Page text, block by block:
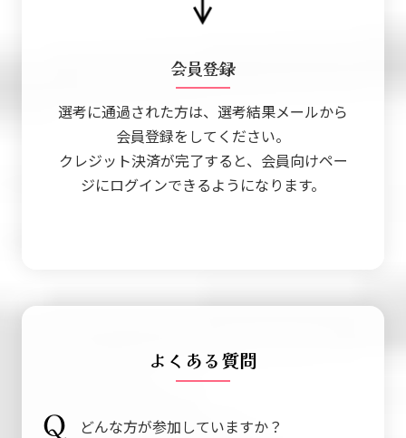
会員登録
選考に通過された方は、選考結果メールから
会員登録をしてください。
クレジット決済が完了すると、会員向けペー
ジにログインできるようになります。
よくある質問
どんな方が参加していますか？